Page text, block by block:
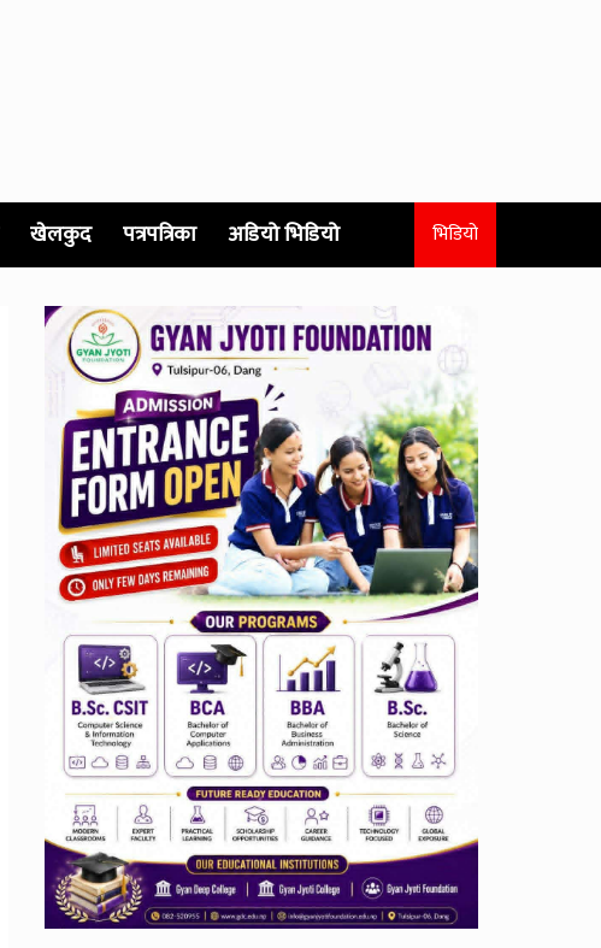
खेलकुद पत्रपत्रिका अडियो भिडियो भिडियो